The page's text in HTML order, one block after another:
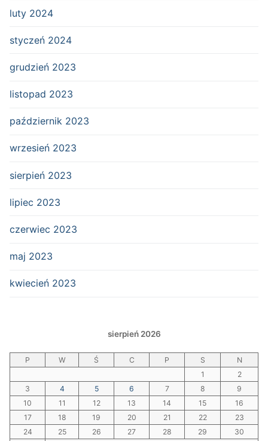
luty 2024
styczeń 2024
grudzień 2023
listopad 2023
październik 2023
wrzesień 2023
sierpień 2023
lipiec 2023
czerwiec 2023
maj 2023
kwiecień 2023
sierpień 2026
P W Ś C P S
N
1
2
3
4 5 6 7 8
9
10
11 12 13 14 15
16
17
18 19 20 21 22
23
24
25 26 27 28 29 30